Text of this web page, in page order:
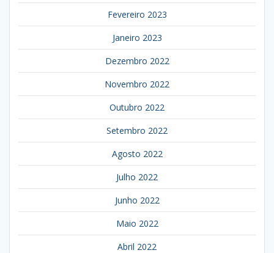
Fevereiro 2023
Janeiro 2023
Dezembro 2022
Novembro 2022
Outubro 2022
Setembro 2022
Agosto 2022
Julho 2022
Junho 2022
Maio 2022
Abril 2022